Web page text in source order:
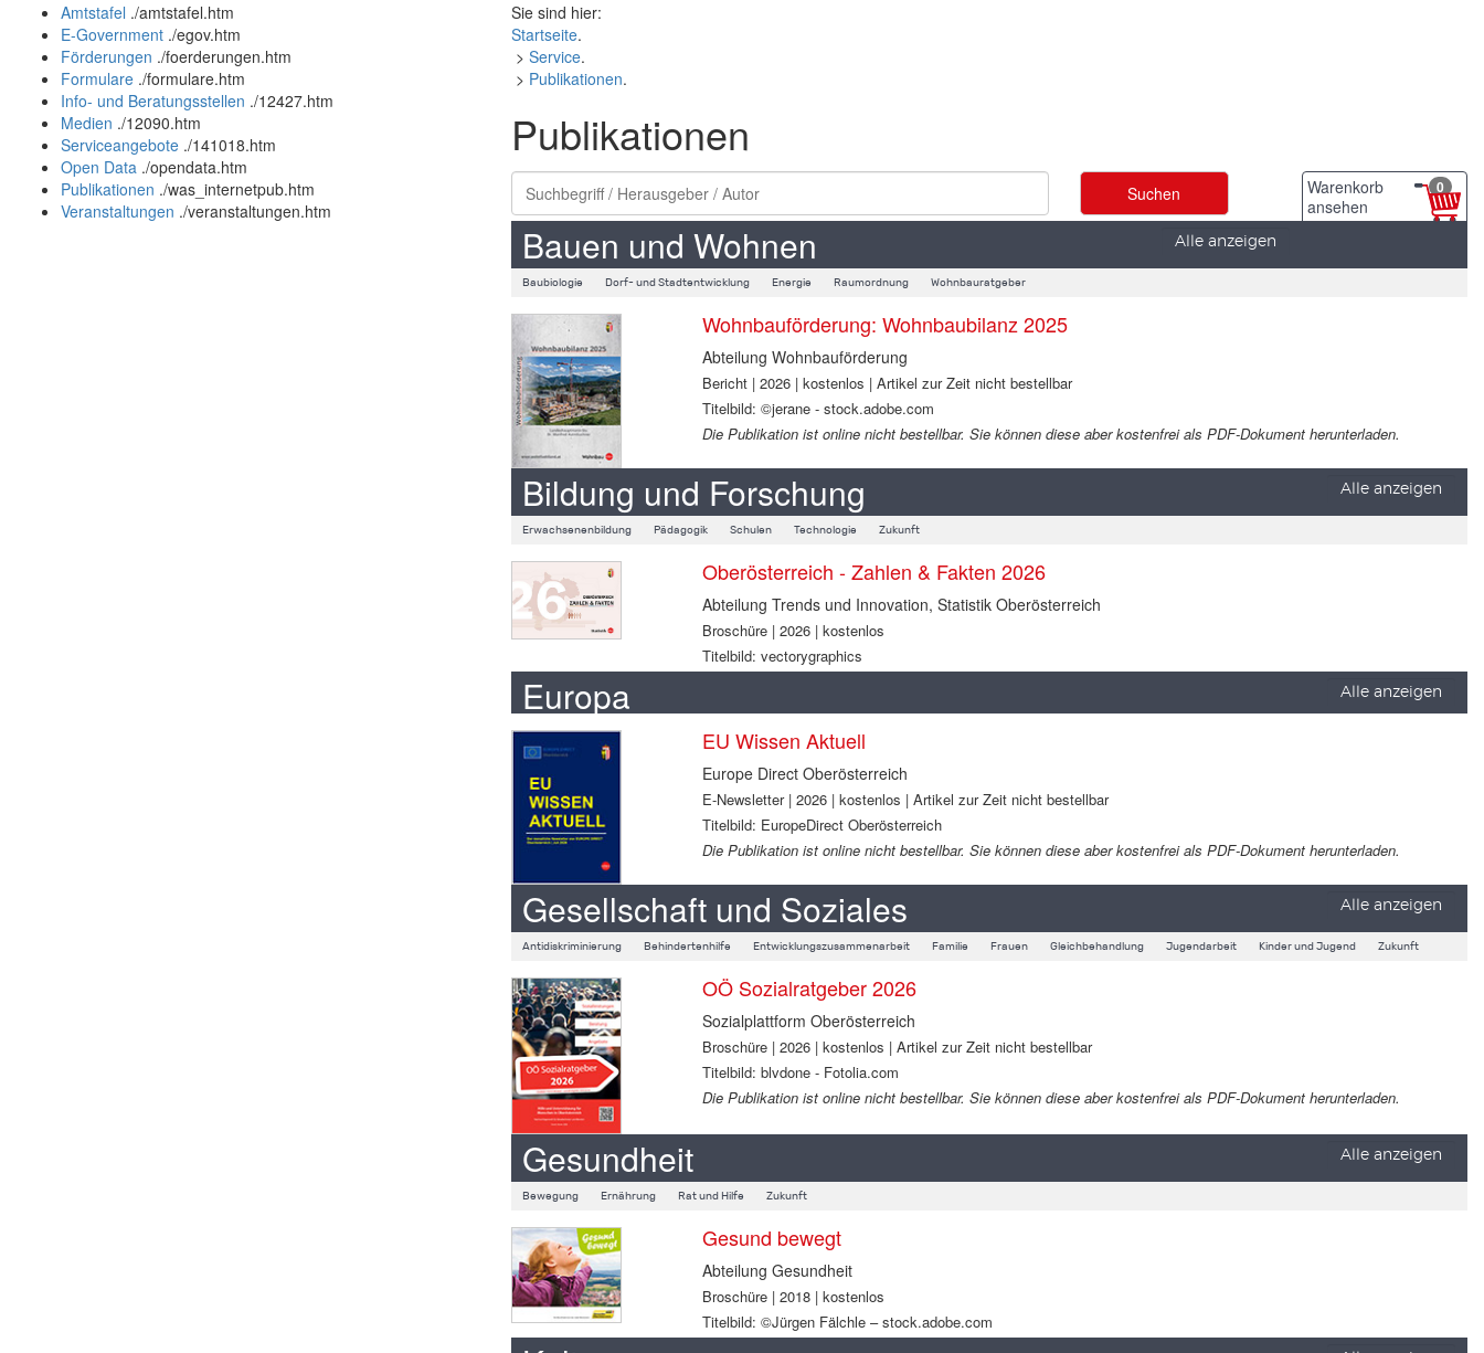
Amtstafel ./amtstafel.htm
E-Government ./egov.htm
Förderungen ./foerderungen.htm
Formulare ./formulare.htm
Info- und Beratungsstellen ./12427.htm
Medien ./12090.htm
Serviceangebote ./141018.htm
Open Data ./opendata.htm
Publikationen ./was_internetpub.htm
Veranstaltungen ./veranstaltungen.htm
Sie sind hier:
Startseite.
> Service.
> Publikationen.
Publikationen
Warenkorb
ansehen
0
Bauen und Wohnen Alle anzeigen
Baubiologie Dorf- und Stadtentwicklung Energie Raumordnung Wohnbauratgeber
Wohnbauförderung: Wohnbaubilanz 2025
Abteilung Wohnbauförderung
Bericht | 2026 | kostenlos | Artikel zur Zeit nicht bestellbar
Titelbild: ©jerane - stock.adobe.com
Die Publikation ist online nicht bestellbar. Sie können diese aber kostenfrei als PDF-Dokument herunterladen.
Bildung und Forschung Alle anzeigen
Erwachsenenbildung Pädagogik Schulen Technologie Zukunft
Oberösterreich - Zahlen & Fakten 2026
Abteilung Trends und Innovation, Statistik Oberösterreich
Broschüre | 2026 | kostenlos
Titelbild: vectorygraphics
Europa Alle anzeigen
EU Wissen Aktuell
Europe Direct Oberösterreich
E-Newsletter | 2026 | kostenlos | Artikel zur Zeit nicht bestellbar
Titelbild: EuropeDirect Oberösterreich
Die Publikation ist online nicht bestellbar. Sie können diese aber kostenfrei als PDF-Dokument herunterladen.
Gesellschaft und Soziales Alle anzeigen
Antidiskriminierung Behindertenhilfe Entwicklungszusammenarbeit Familie Frauen Gleichbehandlung Jugendarbeit Kinder und Jugend Zukunft
OÖ Sozialratgeber 2026
Sozialplattform Oberösterreich
Broschüre | 2026 | kostenlos | Artikel zur Zeit nicht bestellbar
Titelbild: blvdone - Fotolia.com
Die Publikation ist online nicht bestellbar. Sie können diese aber kostenfrei als PDF-Dokument herunterladen.
Gesundheit Alle anzeigen
Bewegung Ernährung Rat und Hilfe Zukunft
Gesund bewegt
Abteilung Gesundheit
Broschüre | 2018 | kostenlos
Titelbild: ©Jürgen Fälchle – stock.adobe.com